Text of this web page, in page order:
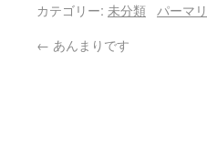
カテゴリー: 未分類
パーマ
← あんまりです